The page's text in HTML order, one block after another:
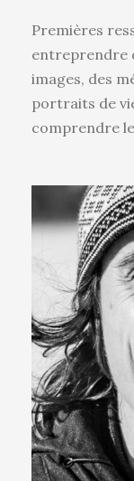
Premières
entreprendre
images, des
portraits de
comprendre